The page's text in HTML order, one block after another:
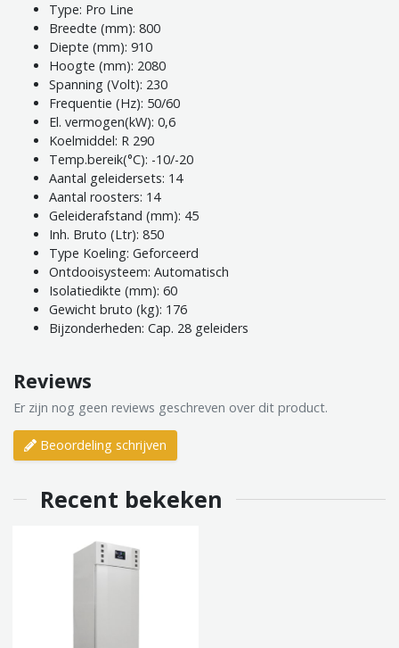
Type: Pro Line
Breedte (mm): 800
Diepte (mm): 910
Hoogte (mm): 2080
Spanning (Volt): 230
Frequentie (Hz): 50/60
El. vermogen(kW): 0,6
Koelmiddel: R 290
Temp.bereik(°C): -10/-20
Aantal geleidersets: 14
Aantal roosters: 14
Geleiderafstand (mm): 45
Inh. Bruto (Ltr): 850
Type Koeling: Geforceerd
Ontdooisysteem: Automatisch
Isolatiedikte (mm): 60
Gewicht bruto (kg): 176
Bijzonderheden: Cap. 28 geleiders
Reviews
Er zijn nog geen reviews geschreven over dit product.
Beoordeling schrijven
Recent bekeken